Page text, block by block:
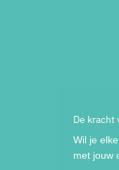
De kracht
Wil je
met jouw